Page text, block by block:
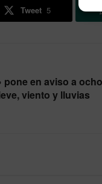
Tweet 5
pone en aviso a ocho
viento y lluvias